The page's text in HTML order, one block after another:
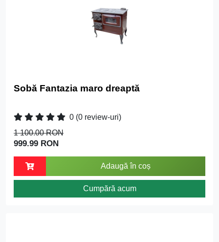
Sobă Fantazia maro dreaptă
0 (0 review-uri)
1 100.00 RON
999.99 RON
Adaugă în coș
Cumpără acum